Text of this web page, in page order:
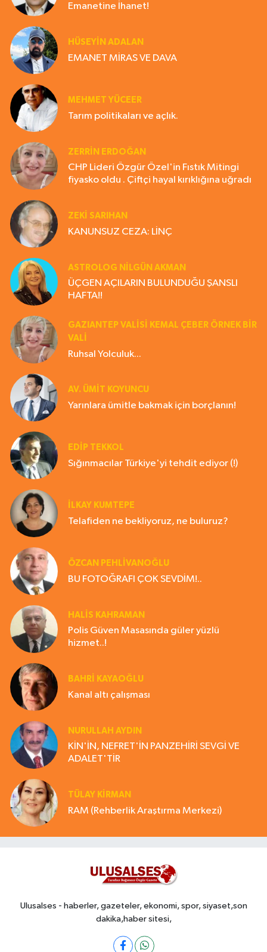
Emanetine İhanet!
HÜSEYIN ADALAN
EMANET MİRAS VE DAVA
MEHMET YÜCEER
Tarım politikaları ve açlık.
ZERRIN ERDOĞAN
CHP Lideri Özgür Özel'in Fıstık Mitingi
fiyasko oldu . Çiftçi hayal kırıklığına uğradı
ZEKI SARIHAN
KANUNSUZ CEZA: LİNÇ
ASTROLOG NILGÜN AKMAN
ÜÇGEN AÇILARIN BULUNDUĞU ŞANSLI
HAFTA!!
GAZIANTEP VALISI KEMAL ÇEBER ÖRNEK BİR
VALİ
Ruhsal Yolculuk...
AV. ÜMIT KOYUNCU
Yarınlara ümitle bakmak için borçlanın!
EDIP TEKKOL
Sığınmacılar Türkiye'yi tehdit ediyor (!)
İLKAY KUMTEPE
Telafiden ne bekliyoruz, ne buluruz?
ÖZCAN PEHLİVANOĞLU
BU FOTOĞRAFI ÇOK SEVDİM!..
HALIS KAHRAMAN
Polis Güven Masasında güler yüzlü
hizmet..!
BAHRI KAYAOĞLU
Kanal altı çalışması
NURULLAH AYDIN
KİN'İN, NEFRET'İN PANZEHİRİ SEVGİ VE
ADALET'TİR
TÜLAY KİRMAN
RAM (Rehberlik Araştırma Merkezi)
Ulusalses - haberler, gazeteler, ekonomi, spor, siyaset,son
dakika,haber sitesi,